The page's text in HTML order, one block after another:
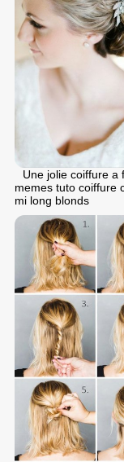
Une jolie coiffure a
memes tuto coiffure
mi long blonds